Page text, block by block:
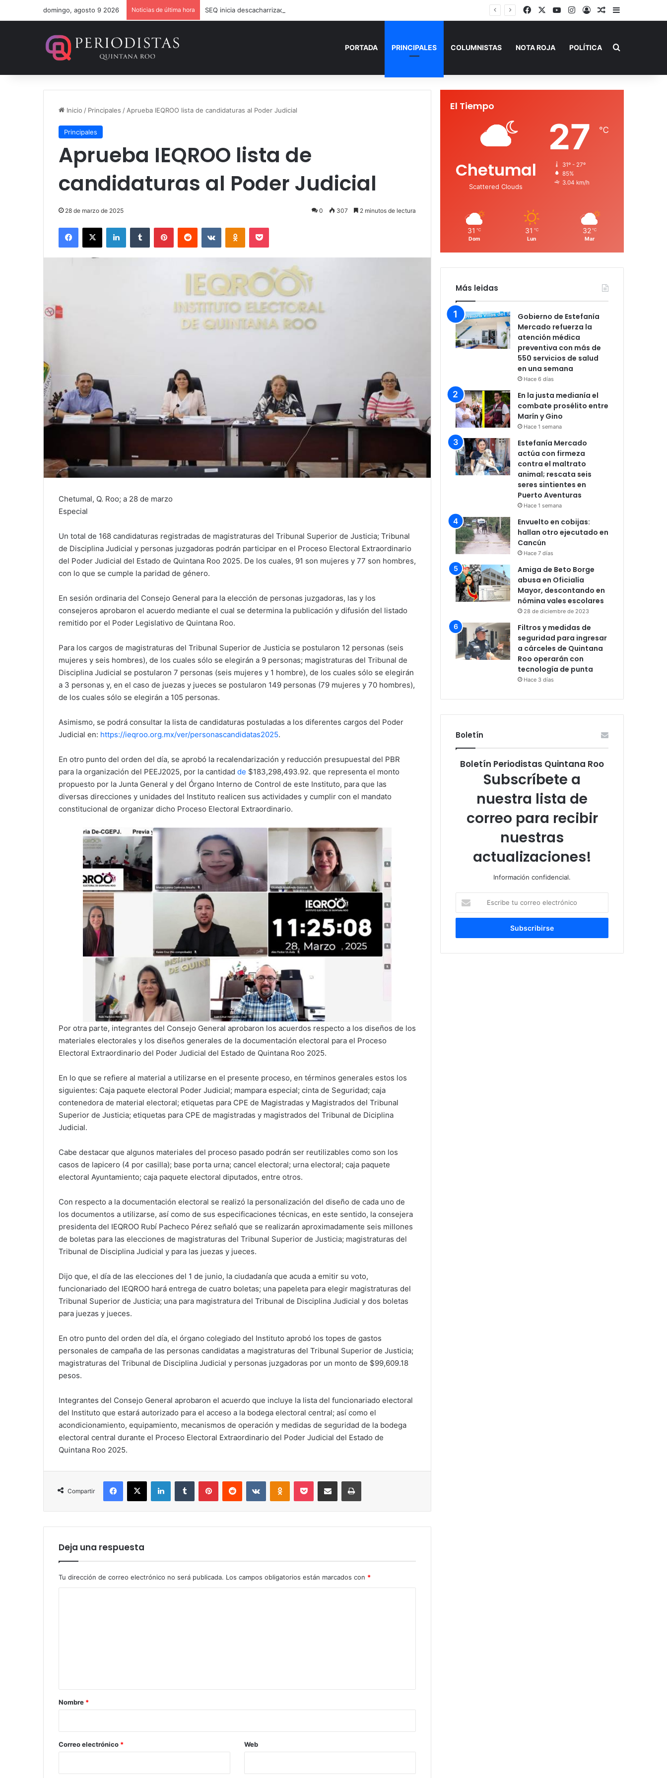
domingo, agosto 9 2026 Noticias de última hora FacebookYouTubeInstagram
AccesoPublicación al
Barra lateral
PORTADA PRINCIPALES COLUMNISTAS NOTA ROJA POLÍTICA Buscar por
Inicio / Principales / Aprueba IEQROO lista de candidaturas al Poder Judicial
Principales
Aprueba IEQROO lista de
candidaturas al Poder Judicial
28 de marzo de 2025 0 307 2 minutos de lectura
Facebook
X LinkedInTumblr PinterestReddit VKontakteOdnoklassniki
Pocket
Chetumal, Q. Roo; a 28 de marzo
Especial
Un total de 168 candidaturas registradas de magistraturas del Tribunal Superior de Justicia; Tribunal
de Disciplina Judicial y personas juzgadoras podrán participar en el Proceso Electoral Extraordinario
del Poder Judicial del Estado de Quintana Roo 2025. De los cuales, 91 son mujeres y 77 son hombres,
con lo que se cumple la paridad de género.
En sesión ordinaria del Consejo General para la elección de personas juzgadoras, las y los
consejeros aprobaron el acuerdo mediante el cual se determina la publicación y difusión del listado
remitido por el Poder Legislativo de Quintana Roo.
Para los cargos de magistraturas del Tribunal Superior de Justicia se postularon 12 personas (seis
mujeres y seis hombres), de los cuales sólo se elegirán a 9 personas; magistraturas del Tribunal de
Disciplina Judicial se postularon 7 personas (seis mujeres y 1 hombre), de los cuales sólo se elegirán
a 3 personas y, en el caso de juezas y jueces se postularon 149 personas (79 mujeres y 70 hombres),
de los cuales sólo se elegirán a 105 personas.
Asimismo, se podrá consultar la lista de candidaturas postuladas a los diferentes cargos del Poder
Judicial en: https://ieqroo.org.mx/ver/personascandidatas2025.
En otro punto del orden del día, se aprobó la recalendarización y reducción presupuestal del PBR
para la organización del PEEJ2025, por la cantidad de $183,298,493.92. que representa el monto
propuesto por la Junta General y del Órgano Interno de Control de este Instituto, para que las
diversas direcciones y unidades del Instituto realicen sus actividades y cumplir con el mandato
constitucional de organizar dicho Proceso Electoral Extraordinario.
Por otra parte, integrantes del Consejo General aprobaron los acuerdos respecto a los diseños de los
materiales electorales y los diseños generales de la documentación electoral para el Proceso
Electoral Extraordinario del Poder Judicial del Estado de Quintana Roo 2025.
En lo que se refiere al material a utilizarse en el presente proceso, en términos generales estos los
siguientes: Caja paquete electoral Poder Judicial; mampara especial; cinta de Seguridad; caja
contenedora de material electoral; etiquetas para CPE de Magistradas y Magistrados del Tribunal
Superior de Justicia; etiquetas para CPE de magistradas y magistrados del Tribunal de Diciplina
Judicial.
Cabe destacar que algunos materiales del proceso pasado podrán ser reutilizables como son los
casos de lapicero (4 por casilla); base porta urna; cancel electoral; urna electoral; caja paquete
electoral Ayuntamiento; caja paquete electoral diputados, entre otros.
Con respecto a la documentación electoral se realizó la personalización del diseño de cada uno de
los documentos a utilizarse, así como de sus especificaciones técnicas, en este sentido, la consejera
presidenta del IEQROO Rubí Pacheco Pérez señaló que se realizarán aproximadamente seis millones
de boletas para las elecciones de magistraturas del Tribunal Superior de Justicia; magistraturas del
Tribunal de Disciplina Judicial y para las juezas y jueces.
Dijo que, el día de las elecciones del 1 de junio, la ciudadanía que acuda a emitir su voto,
funcionariado del IEQROO hará entrega de cuatro boletas; una papeleta para elegir magistraturas del
Tribunal Superior de Justicia; una para magistratura del Tribunal de Disciplina Judicial y dos boletas
para juezas y jueces.
En otro punto del orden del día, el órgano colegiado del Instituto aprobó los topes de gastos
personales de campaña de las personas candidatas a magistraturas del Tribunal Superior de Justicia;
magistraturas del Tribunal de Disciplina Judicial y personas juzgadoras por un monto de $99,609.18
pesos.
Integrantes del Consejo General aprobaron el acuerdo que incluye la lista del funcionariado electoral
del Instituto que estará autorizado para el acceso a la bodega electoral central; así como el
acondicionamiento, equipamiento, mecanismos de operación y medidas de seguridad de la bodega
electoral central durante el Proceso Electoral Extraordinario del Poder Judicial del Estado de
Quintana Roo 2025.
Compartir
Facebook
X LinkedInTumblr PinterestReddit VKontakteOdnoklassniki
Pocket Compartir por correo electrónicoImprimir
Deja una respuesta
Tu dirección de correo electrónico no será publicada. Los campos obligatorios están marcados con *
r
*
Nombre *
Correo electrónico * Web
El Tiempo
Chetumal
Scattered Clouds
27 ℃
31º - 27º
85%
3.04 km/h
31 ℃
Dom
31 ℃
Lun
32 ℃
Mar
Más leidas
Gobierno de Estefanía
Mercado refuerza la
atención médica
preventiva con más de
550 servicios de salud
en una semana
Hace 6 días
En la justa medianía el
combate prosélito entre
Marín y Gino
Hace 1 semana
Estefanía Mercado
actúa con firmeza
contra el maltrato
animal; rescata seis
seres sintientes en
Puerto Aventuras
Hace 1 semana
Envuelto en cobijas:
hallan otro ejecutado en
Cancún
Hace 7 días
Amiga de Beto Borge
abusa en Oficialía
Mayor, descontando en
nómina vales escolares
28 de diciembre de 2023
Filtros y medidas de
seguridad para ingresar
a cárceles de Quintana
Roo operarán con
tecnología de punta
Hace 3 días
Boletín
Boletín Periodistas Quintana Roo
Subscríbete a
nuestra lista de
correo para recibir
nuestras
actualizaciones!
Información confidencial.
tu
correo